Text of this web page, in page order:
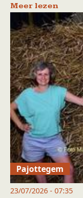
Meer lezen
Pajottegem
23/07/2026 - 07:35